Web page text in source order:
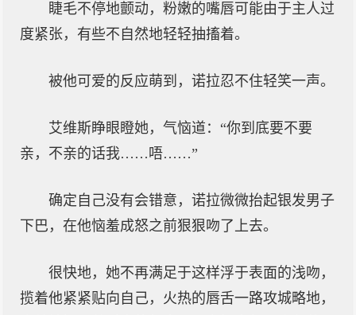
睫毛不停地颤动，粉嫩的嘴唇可能由于主人过
度紧张，有些不自然地轻轻抽搐着。
被他可爱的反应萌到，诺拉忍不住轻笑一声。
艾维斯睁眼瞪她，气恼道：“你到底要不要
亲，不亲的话我……唔……”
确定自己没有会错意，诺拉微微抬起银发男子
下巴，在他恼羞成怒之前狠狠吻了上去。
很快地，她不再满足于这样浮于表面的浅吻，
揽着他紧紧贴向自己，火热的唇舌一路攻城略地，